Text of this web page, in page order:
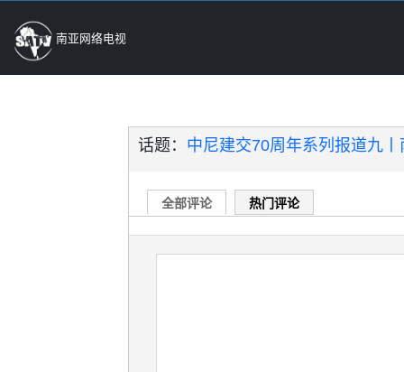
南亚网络电视
话题： 中尼建交70周年系列报道九
全部评论 热门评论